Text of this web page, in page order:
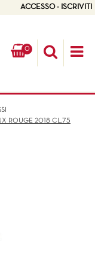
ACCESSO - ISCRIVITI
0
ROUGE 2018 CL.75